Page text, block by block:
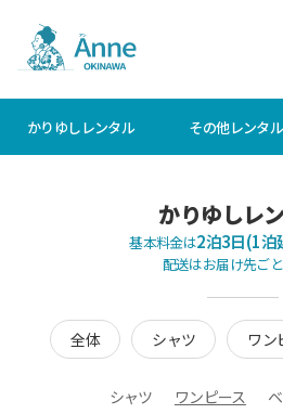
かりゆしレンタル その他レンタル
かりゆしレ
基本料金は2泊3日(1泊
配送はお届け先ご
全体 シャツ ワン
シャツ ワンピース